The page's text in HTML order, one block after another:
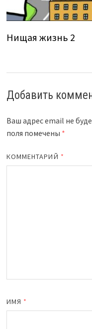
Нищая жизнь 2
Добавить
Ваш адрес email не
поля помечены *
КОММЕНТАРИЙ *
ИМЯ *